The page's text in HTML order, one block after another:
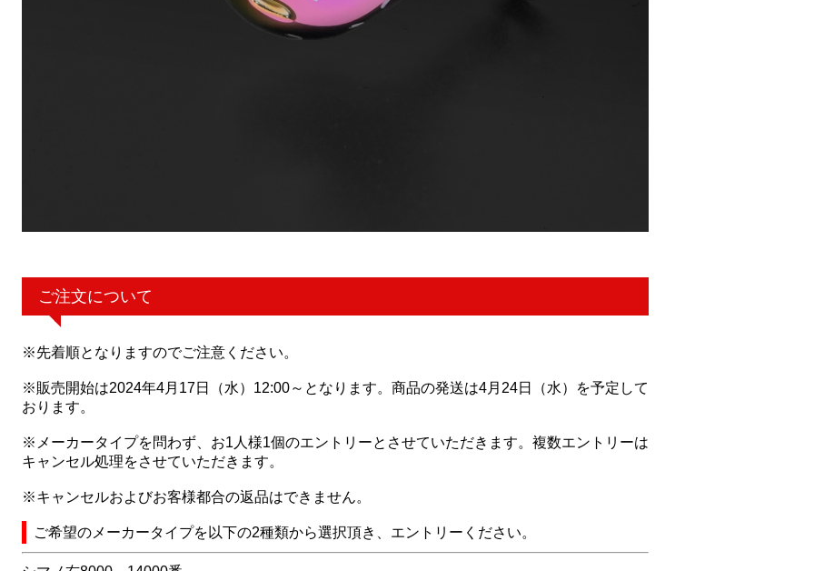
ご注文について
※先着順となりますのでご注意ください。
※販売開始は2024年4月17日（水）12:00～となります。商品の発送は4月24日（水）を予定して
おります。
※メーカータイプを問わず、お1人様1個のエントリーとさせていただきます。複数エントリーは
キャンセル処理をさせていただきます。
※キャンセルおよびお客様都合の返品はできません。
ご希望のメーカータイプを以下の2種類から選択頂き、エントリーください。